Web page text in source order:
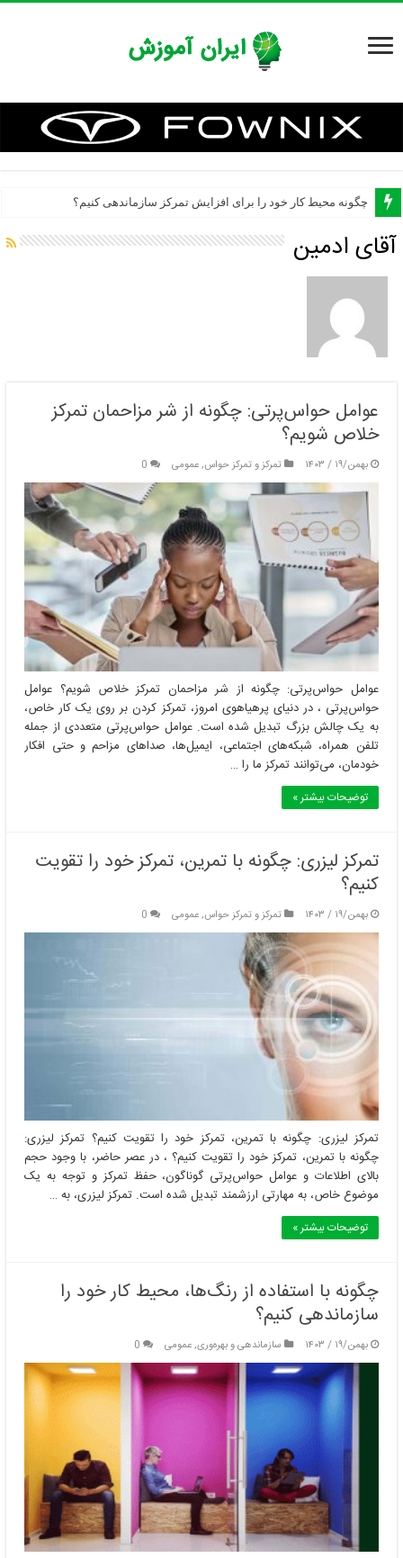
چگونه محیط کار خود را برای افزایش تمرکز سازماندهی کنیم؟
آقای ادمین
عوامل حواس‌پرتی: چگونه از شر مزاحمان تمرکز
خلاص شویم؟
بهمن/۱۹ / ۱۴۰۳ تمرکز و تمرکز حواس,عمومی 0
عوامل حواس‌پرتی: چگونه از شر مزاحمان تمرکز خلاص شویم؟ عوامل
حواس‌پرتی ، در دنیای پرهیاهوی امروز، تمرکز کردن بر روی یک کار خاص،
به یک چالش بزرگ تبدیل شده است. عوامل حواس‌پرتی متعددی از جمله
تلفن همراه، شبکه‌های اجتماعی، ایمیل‌ها، صداهای مزاحم و حتی افکار
خودمان، می‌توانند تمرکز ما را …
توضیحات بیشتر »
تمرکز لیزری: چگونه با تمرین، تمرکز خود را تقویت
کنیم؟
بهمن/۱۹ / ۱۴۰۳ تمرکز و تمرکز حواس,عمومی 0
تمرکز لیزری: چگونه با تمرین، تمرکز خود را تقویت کنیم؟ تمرکز لیزری:
چگونه با تمرین، تمرکز خود را تقویت کنیم؟ ، در عصر حاضر، با وجود حجم
بالای اطلاعات و عوامل حواس‌پرتی گوناگون، حفظ تمرکز و توجه به یک
موضوع خاص، به مهارتی ارزشمند تبدیل شده است. تمرکز لیزری، به …
توضیحات بیشتر »
چگونه با استفاده از رنگ‌ها، محیط کار خود را
سازماندهی کنیم؟
بهمن/۱۹ / ۱۴۰۳ سازماندهی و بهره‌وری,عمومی 0